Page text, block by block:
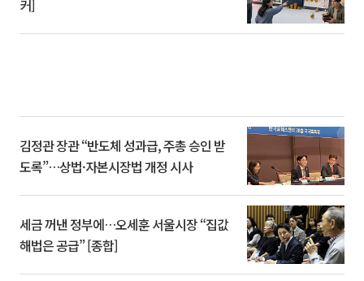
커]
김정관 장관 “반도체 성과급, 주총 승인 받
도록”…상법·자본시장법 개정 시사
세금 꺼낸 정부에…오세훈 서울시장 “집값
해법은 공급” [종합]